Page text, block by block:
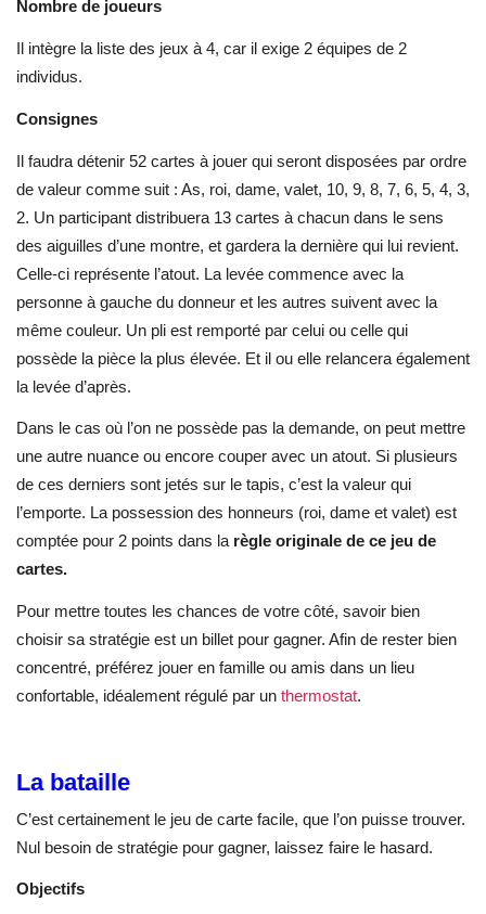
Nombre de joueurs
Il intègre la liste des jeux à 4, car il exige 2 équipes de 2
individus.
Consignes
Il faudra détenir 52 cartes à jouer qui seront disposées par ordre
de valeur comme suit : As, roi, dame, valet, 10, 9, 8, 7, 6, 5, 4, 3,
2. Un participant distribuera 13 cartes à chacun dans le sens
des aiguilles d’une montre, et gardera la dernière qui lui revient.
Celle-ci représente l’atout. La levée commence avec la
personne à gauche du donneur et les autres suivent avec la
même couleur. Un pli est remporté par celui ou celle qui
possède la pièce la plus élevée. Et il ou elle relancera également
la levée d’après.
Dans le cas où l’on ne possède pas la demande, on peut mettre
une autre nuance ou encore couper avec un atout. Si plusieurs
de ces derniers sont jetés sur le tapis, c’est la valeur qui
l’emporte. La possession des honneurs (roi, dame et valet) est
comptée pour 2 points dans la règle originale de ce jeu de
cartes.
Pour mettre toutes les chances de votre côté, savoir bien
choisir sa stratégie est un billet pour gagner. Afin de rester bien
concentré, préférez jouer en famille ou amis dans un lieu
confortable, idéalement régulé par un thermostat.
La bataille
C’est certainement le jeu de carte facile, que l’on puisse trouver.
Nul besoin de stratégie pour gagner, laissez faire le hasard.
Objectifs